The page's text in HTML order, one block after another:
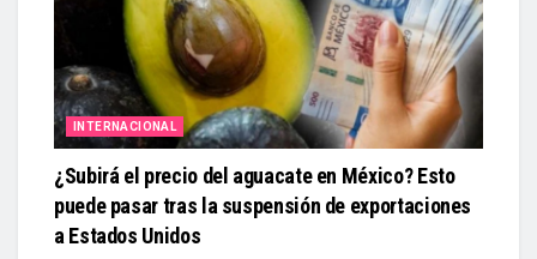
INTERNACIONAL
¿Subirá el precio del aguacate en México? Esto
puede pasar tras la suspensión de exportaciones
a Estados Unidos